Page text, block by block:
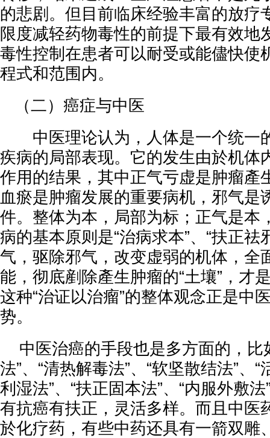
的悲剧。但目前临床经验丰富的放疗
限度减轻药物毒性的前提下最有效地
毒性控制在患者可以耐受或能儘快使
程式和范围内。
（二）癌症与中医
中医理论认为，人体是一个统一
疾病的局部表现。它的发生由於机体
作用的结果，其中正气亏虚是肿瘤產
血瘀是肿瘤发展的重要病机，邪气是
件。整体为本，局部为标；正气是本
病的基本原则是“治病求本”、“扶正祛
气，驱除邪气，改变虚弱的机体，全
能，彻底剷除產生肿瘤的“土壤”，才
这种“治证以治瘤”的整体观念正是中
势。
中医治癌的手段也是多方面的，比
法”、“清热解毒法”、“软坚散结法”、“
利湿法”、“扶正固本法”、“内服外敷
有抗癌有扶正，灵活多样。而且中医
於化疗药，有些中药还具有一箭双雕